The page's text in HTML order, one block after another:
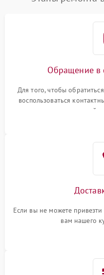
Обращение в
Для того, чтобы
воспользоваться
или оставить свой
Если вы не можете
вам нашего